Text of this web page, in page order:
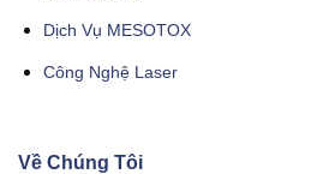
Về Chúng Tôi
Dịch Vụ MESOTOX
Công Nghệ Laser